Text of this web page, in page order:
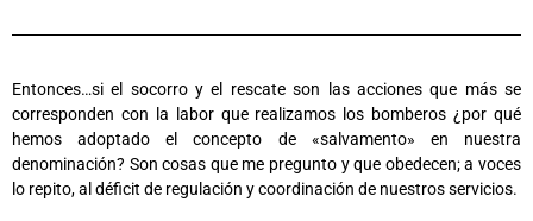
Entonces…si el socorro y el rescate son las acciones que más se
corresponden con la labor que realizamos los bomberos ¿por qué
hemos adoptado el concepto de «salvamento» en nuestra
denominación? Son cosas que me pregunto y que obedecen; a voces
lo repito, al déficit de regulación y coordinación de nuestros servicios.